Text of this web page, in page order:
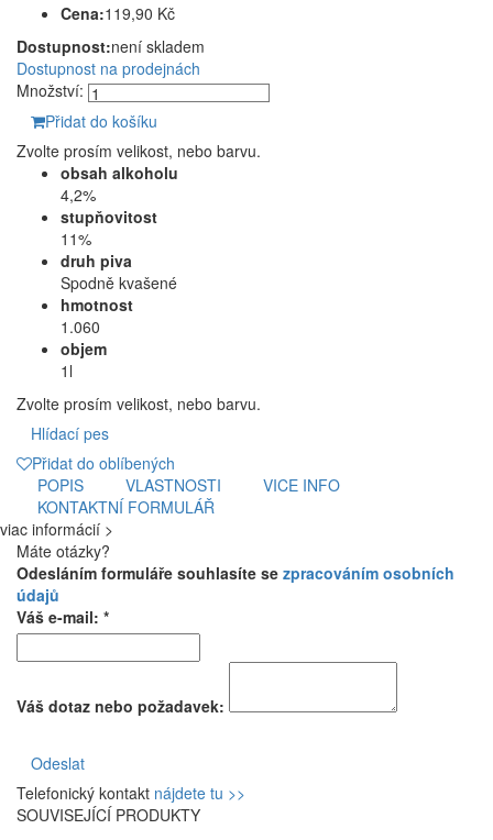
Cena:119,90 Kč
Dostupnost:není skladem
Dostupnost na prodejnách
Množství:
Přidat do košíku
Zvolte prosím velikost, nebo barvu.
obsah alkoholu
4,2%
stupňovitost
11%
druh piva
Spodně kvašené
hmotnost
1.060
objem
1l
Zvolte prosím velikost, nebo barvu.
Hlídací pes
Přidat do oblíbených
POPIS
VLASTNOSTI
VICE INFO
KONTAKTNÍ FORMULÁŘ
viac informácií >
Máte otázky?
Odesláním formuláře souhlasíte se zpracováním osobních
údajů
Váš e-mail: *
Váš dotaz nebo požadavek:
Odeslat
Telefonický kontakt nájdete tu >>
SOUVISEJÍCÍ PRODUKTY